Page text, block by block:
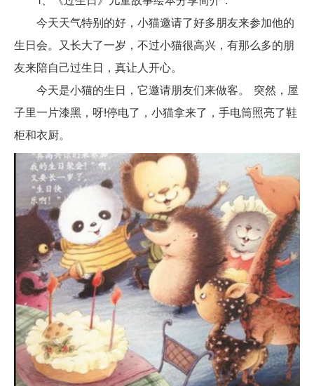
下载中心
今天天气特别的好，小猫邀请了好多朋友来参加他的
生日会。又长大了一岁，不过小猫很高兴，有那么多的朋
友来陪自己过生日，真让人开心。
今天是小猫的生日，它邀请朋友们来做客。 突然，屋
子里一片漆黑，呀!停电了，小猫拿来了，手电筒照亮了鞋
柜和衣厨。